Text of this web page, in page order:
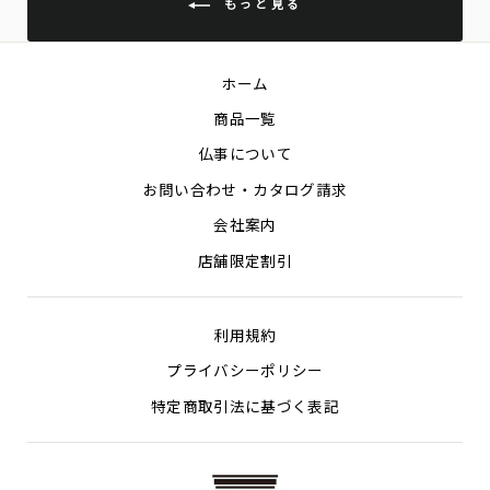
ホーム
商品一覧
仏事について
お問い合わせ・カタログ請求
会社案内
店舗限定割引
利用規約
プライバシーポリシー
特定商取引法に基づく表記